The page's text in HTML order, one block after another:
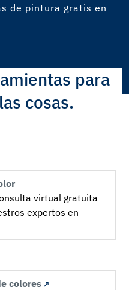
de pintura gratis en
para
cosas.
virtual gratuita
expertos en
colores